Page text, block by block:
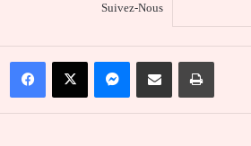
Suivez-Nous
FacebookX MessengerPartager par email